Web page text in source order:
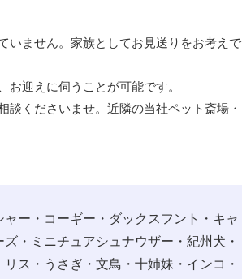
いません。家族としてお見送りをお考えで
迎えに伺うことが可能です。
くださいませ。近隣の当社ペット斎場・
ー・コーギー・ダックスフント・キャ
・ミニチュアシュナウザー・紀州犬・
ス・うさぎ・文鳥・十姉妹・インコ・